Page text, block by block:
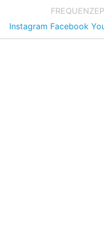
FREQUENZE
Instagram Facebook